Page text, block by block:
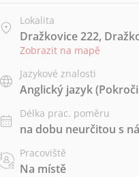
Lokalita
Dražkovice 222,
Zobrazit na mapě
Jazykové znalosti
Anglický jazyk
Délka prac. poměru
na dobu neurčitou s
Pracoviště
Na místě